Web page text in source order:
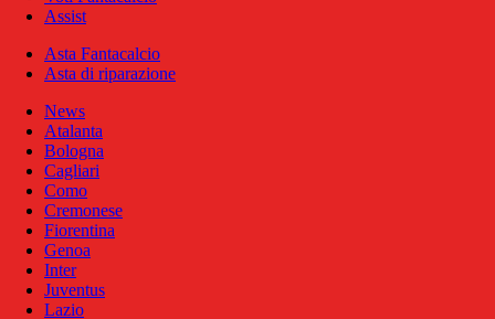
Assist
Asta Fantacalcio
Asta di riparazione
News
Atalanta
Bologna
Cagliari
Como
Cremonese
Fiorentina
Genoa
Inter
Juventus
Lazio